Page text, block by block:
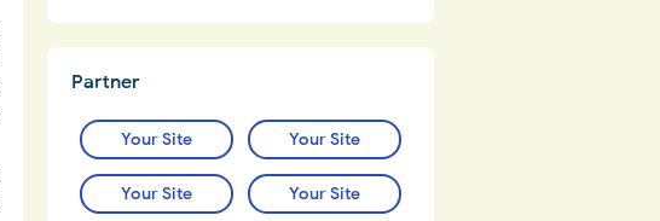
Partner
Your Site Your Site
Your Site Your Site